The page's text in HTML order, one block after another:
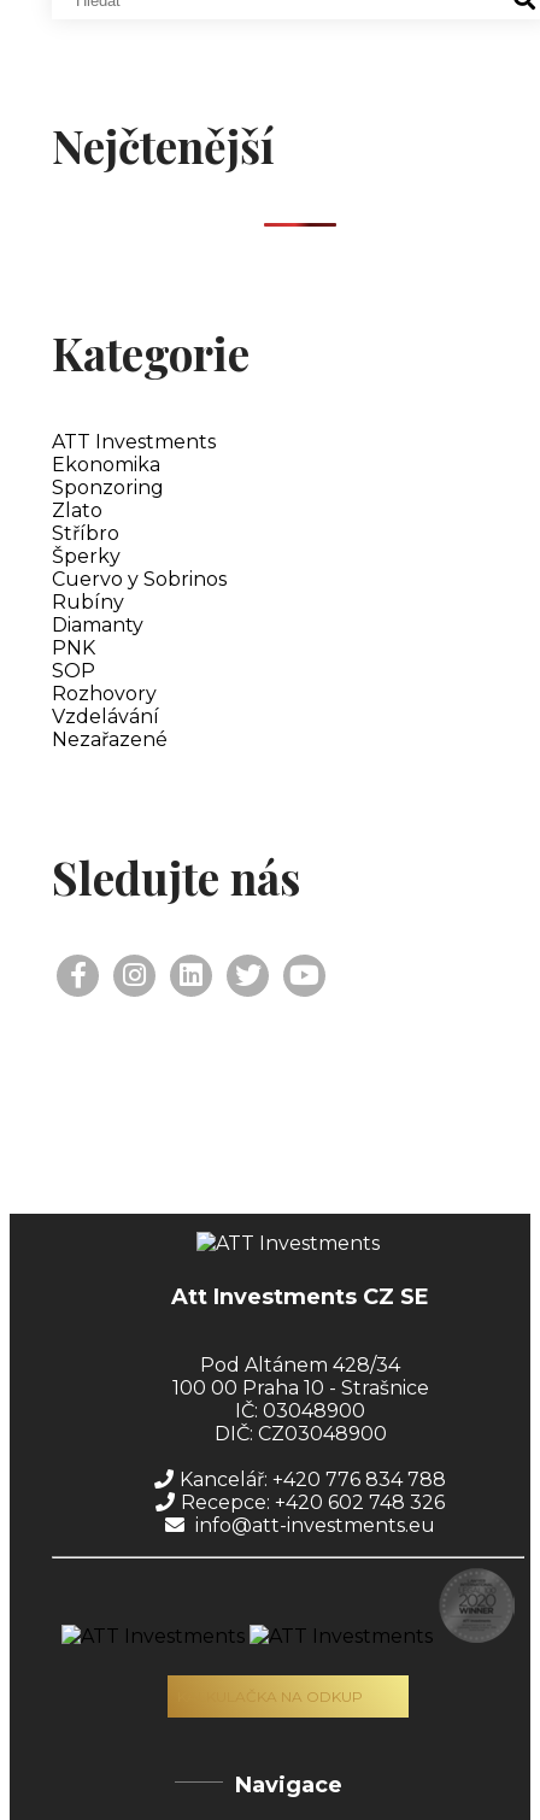
Nejčtenější
Kategorie
ATT Investments
Ekonomika
Sponzoring
Zlato
Stříbro
Šperky
Cuervo y Sobrinos
Rubíny
Diamanty
PNK
SOP
Rozhovory
Vzdelávání
Nezařazené
Sledujte nás
Att Investments CZ SE
Pod Altánem 428/34
100 00 Praha 10 - Strašnice
IČ: 03048900
DIČ: CZ03048900
Kancelář: +420 776 834 788
Recepce: +420 602 748 326
info@att-investments.eu
KALKULAČKA NA ODKUP
Navigace